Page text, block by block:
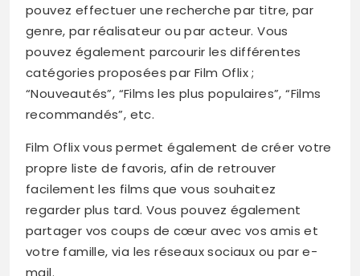
pouvez effectuer une recherche par titre, par
genre, par réalisateur ou par acteur. Vous
pouvez également parcourir les différentes
catégories proposées par Film Oflix ;
“Nouveautés”, “Films les plus populaires”, “Films
recommandés”, etc.
Film Oflix vous permet également de créer votre
propre liste de favoris, afin de retrouver
facilement les films que vous souhaitez
regarder plus tard. Vous pouvez également
partager vos coups de cœur avec vos amis et
votre famille, via les réseaux sociaux ou par e-
mail.